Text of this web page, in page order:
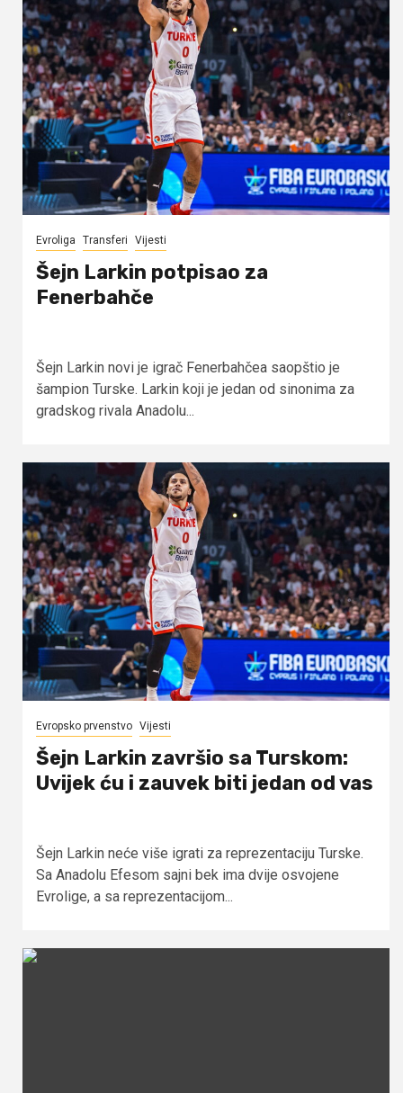
Evroliga Transferi Vijesti
Šejn Larkin potpisao za
Fenerbahče
Šejn Larkin novi je igrač Fenerbahčea saopštio je
šampion Turske. Larkin koji je jedan od sinonima za
gradskog rivala Anadolu...
Evropsko prvenstvo Vijesti
Šejn Larkin završio sa Turskom:
Uvijek ću i zauvek biti jedan od vas
Šejn Larkin neće više igrati za reprezentaciju Turske.
Sa Anadolu Efesom sajni bek ima dvije osvojene
Evrolige, a sa reprezentacijom...